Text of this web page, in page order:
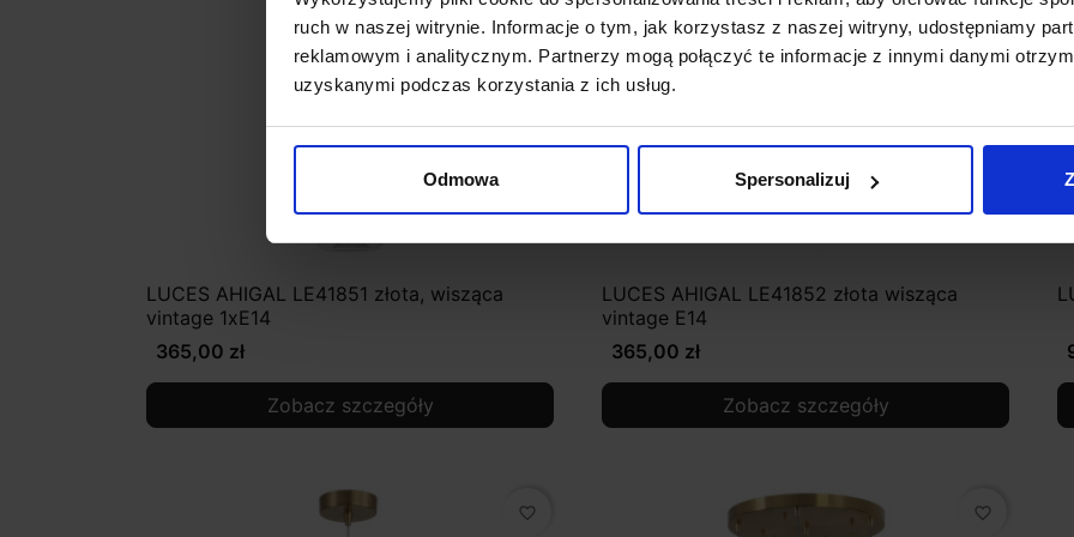
ruch w naszej witrynie. Informacje o tym, jak korzystasz z naszej witryny, udostępniamy
reklamowym i analitycznym. Partnerzy mogą połączyć te informacje z innymi danymi
uzyskanymi podczas korzystania z ich usług.
Odmowa Spersonalizuj
LUCES AHIGAL LE41851 złota, wisząca
vintage 1xE14
365,00 zł
Zobacz szczegóły
LUCES AHIGAL LE41852 złota wisząca
vintage E14
365,00 zł
Zobacz szczegóły
favorite_border favorite_border